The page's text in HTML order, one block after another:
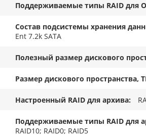
Поддерживаемые типы RAID для
Состав подсистемы хранения
Ent 7.2k SATA
Полезный размер дискового
Размер дискового пространства,
Настроенный RAID для архива
Поддерживаемые типы RAID для
RAID10; RAID0; RAID5